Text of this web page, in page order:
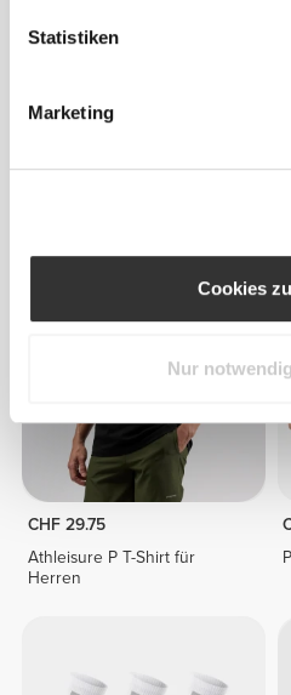
Statistiken
Marketing
Cookies
Nur
CHF 29.75
Athleisure P T-Shirt für
Herren